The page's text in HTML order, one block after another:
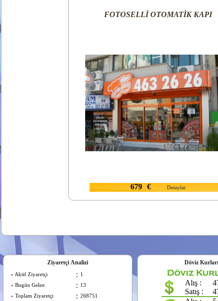
FOTOSELLİ OTOMATİK KAPI
679 € Detaylar
Ziyaretçi Analizi Döviz Kurları